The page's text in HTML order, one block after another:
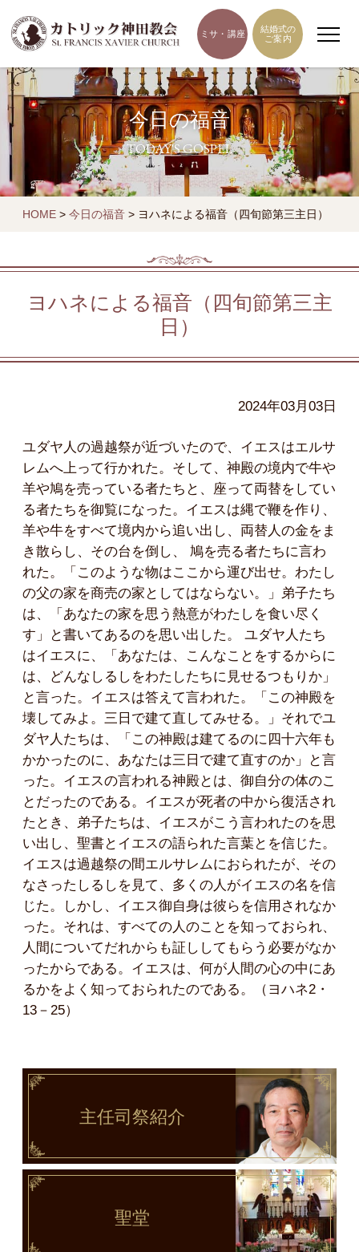
ミサ・講座
結婚式の
ご案内
今日の福音
TODAY'S GOSPEL
HOME > 今日の福音 > ヨハネによる福音（四旬節第三主日）
ヨハネによる福音（四旬節第三主
日）
2024年03月03日
ユダヤ人の過越祭が近づいたので、イエスはエルサ
レムへ上って行かれた。そして、神殿の境内で牛や
羊や鳩を売っている者たちと、座って両替をしてい
る者たちを御覧になった。イエスは縄で鞭を作り、
羊や牛をすべて境内から追い出し、両替人の金をま
き散らし、その台を倒し、 鳩を売る者たちに言わ
れた。「このような物はここから運び出せ。わたし
の父の家を商売の家としてはならない。」弟子たち
は、「あなたの家を思う熱意がわたしを食い尽く
す」と書いてあるのを思い出した。 ユダヤ人たち
はイエスに、「あなたは、こんなことをするからに
は、どんなしるしをわたしたちに見せるつもりか」
と言った。イエスは答えて言われた。「この神殿を
壊してみよ。三日で建て直してみせる。」それでユ
ダヤ人たちは、「この神殿は建てるのに四十六年も
かかったのに、あなたは三日で建て直すのか」と言
った。イエスの言われる神殿とは、御自分の体のこ
とだったのである。イエスが死者の中から復活され
たとき、弟子たちは、イエスがこう言われたのを思
い出し、聖書とイエスの語られた言葉とを信じた。
イエスは過越祭の間エルサレムにおられたが、その
なさったしるしを見て、多くの人がイエスの名を信
じた。しかし、イエス御自身は彼らを信用されなか
った。それは、すべての人のことを知っておられ、
人間についてだれからも証ししてもらう必要がなか
ったからである。イエスは、何が人間の心の中にあ
るかをよく知っておられたのである。（ヨハネ2・
13－25）
主任司祭紹介
聖堂